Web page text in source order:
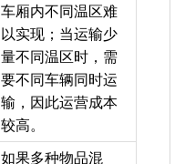
车厢内不同温区难
以实现；当运输少
量不同温区时，需
要不同车辆同时运
输，因此运营成本
较高。
如果多种物品混